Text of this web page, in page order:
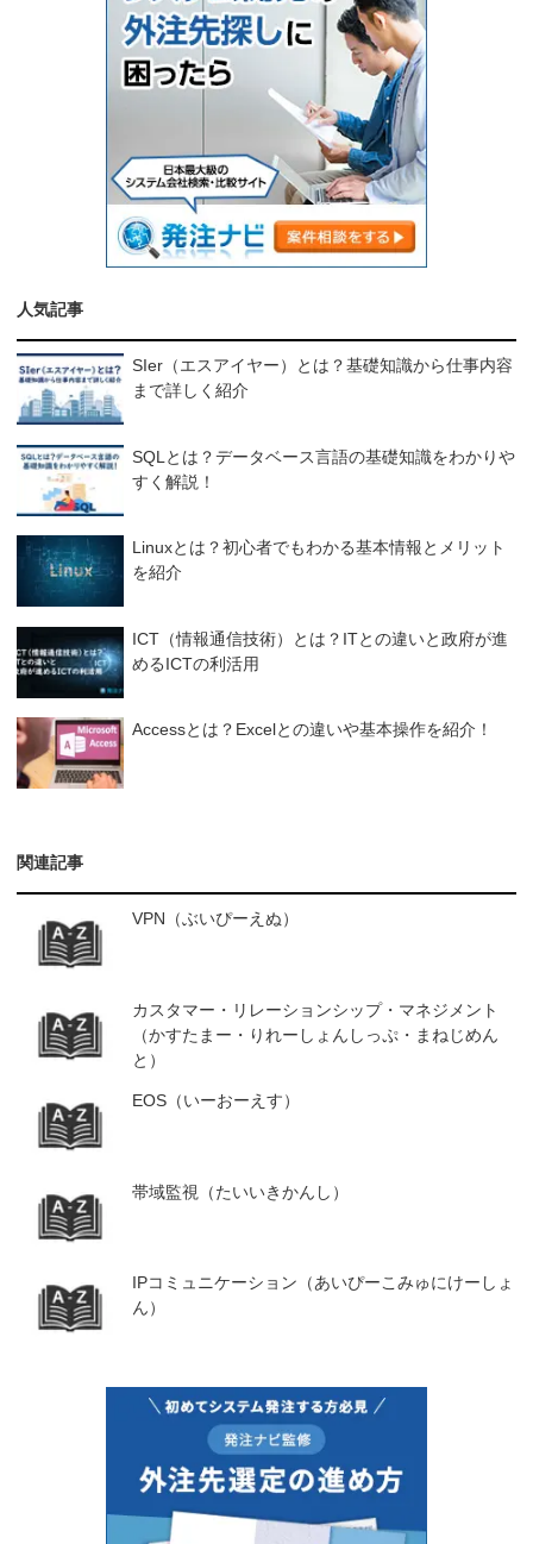
人気記事
SIer（エスアイヤー）とは？基礎知識から仕事内容
まで詳しく紹介
SQLとは？データベース言語の基礎知識をわかりや
すく解説！
Linuxとは？初心者でもわかる基本情報とメリット
を紹介
ICT（情報通信技術）とは？ITとの違いと政府が進
めるICTの利活用
Accessとは？Excelとの違いや基本操作を紹介！
関連記事
VPN（ぶいぴーえぬ）
カスタマー・リレーションシップ・マネジメント
（かすたまー・りれーしょんしっぷ・まねじめん
と）
EOS（いーおーえす）
帯域監視（たいいきかんし）
IPコミュニケーション（あいぴーこみゅにけーしょ
ん）